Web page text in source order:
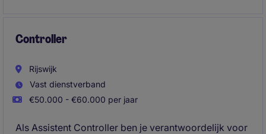
Controller
Rijswijk
Vast dienstverband
€50.000 - €60.000 per jaar
Als Assistent Controller ben je verantwoordelijk voor